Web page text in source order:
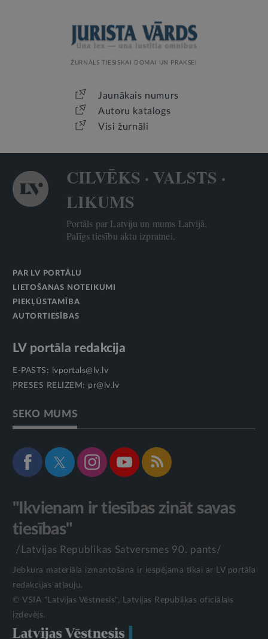
ŽURNĀLS TIESISKAI DOMAI UN PRAKSEI
Jaunākais numurs
Autoru katalogs
Visi žurnāli
CILVĒKS · VALSTS ·
LIKUMS
Portāls par Latviju un mums Latvijā.
Palīgs tiesību aktu izpratnei.
PAR LV PORTĀLU
LIETOŠANAS NOTEIKUMI
PIEKĻŪSTAMĪBA
AUTORTIESĪBAS
LV portāla redakcija
E-PASTS:
lvportals@lv.lv
PRESES RELĪZĒM: pr@lv.lv
SEKO MUMS
"Ikvienam ir tiesības zināt savas
tiesības"
/Latvijas Republikas Satversmes 90. pants/
Jebkura materiāla izmantošana ir iespējama tikai ar LV portāla
redakcijas atļauju.
© VSIA "Latvijas Vēstnesis", Latvijas Republikas oficiālais
izdevējs.